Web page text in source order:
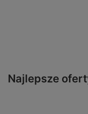
Najlepsze